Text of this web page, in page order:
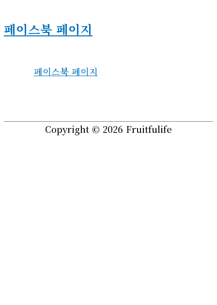
페이스북 페이지
페이스북 페이지
Copyright © 2026 Fruitfulife